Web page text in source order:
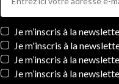
Newsletters
Je m’inscris à la
Je m'inscris à la
Je m’inscris à la
Je m’inscris à la